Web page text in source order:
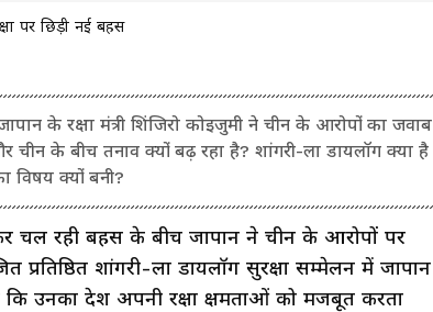
पर छिड़ी नई बहस
के रक्षा मंत्री शिंजिरो कोइजुमी ने चीन के आरोपों का जवाब
के बीच तनाव क्यों बढ़ रहा है? शांगरी-ला डायलॉग क्या है
विषय क्यों बनी?
चल रही बहस के बीच जापान ने चीन के आरोपों पर
शांगरी-ला डायलॉग सुरक्षा सम्मेलन में जापान
कि उनका देश अपनी रक्षा क्षमताओं को मजबूत करता